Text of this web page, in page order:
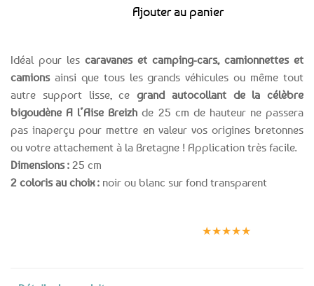
Idéal pour les caravanes et camping-cars, camionnettes et
camionsainsi que tous les grands véhicules ou même tout
autre support lisse, ce grand autocollant de la célèbre
bigoudène A l’Aise Breizh de 25 cm de hauteur ne passera
pas inaperçu pour mettre en valeur vos origines bretonnes
ou votre attachement à la Bretagne ! Application très facile.
Dimensions : 25 cm
2 coloris au choix : noir ou blanc sur fond transparent
Ajouter au panier
★★★★★